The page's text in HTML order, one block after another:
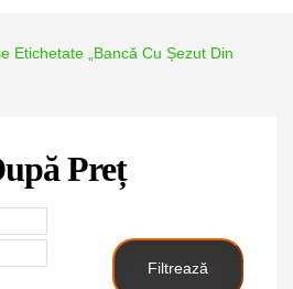
Etichetate „bancă Cu Șezut Din
Preț
Filtrează